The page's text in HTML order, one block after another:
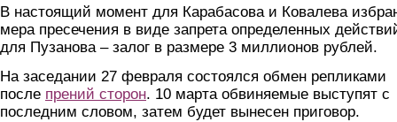
В настоящий момент для Карабасова и Ковалева
мера пресечения в виде запрета определенных
для Пузанова – залог в размере 3 миллионов рублей.
На заседании 27 февраля состоялся обмен репликами
после прений сторон. 10 марта обвиняемые выступят с
последним словом, затем будет вынесен приговор.